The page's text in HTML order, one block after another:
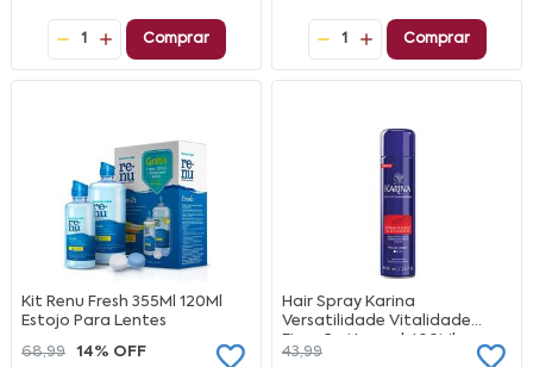
1 Comprar 1 Comprar
Kit Renu Fresh 355Ml 120Ml
Estojo Para Lentes
68,99
14% OFF
Hair Spray Karina
Versatilidade Vitalidade
Fixação Normal 400Ml
43,99